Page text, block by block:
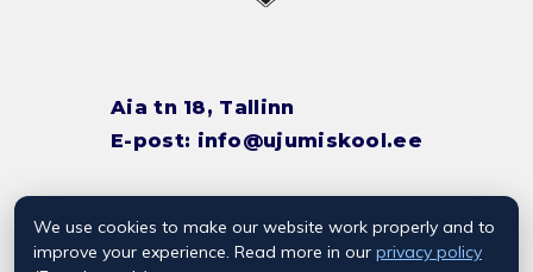
Aia tn 18, Tallinn
E-post: info@ujumiskool.ee
TREENERITE KONTAKTID
We use cookies to make our website work properly and to
improve your experience. Read more in our privacy policy